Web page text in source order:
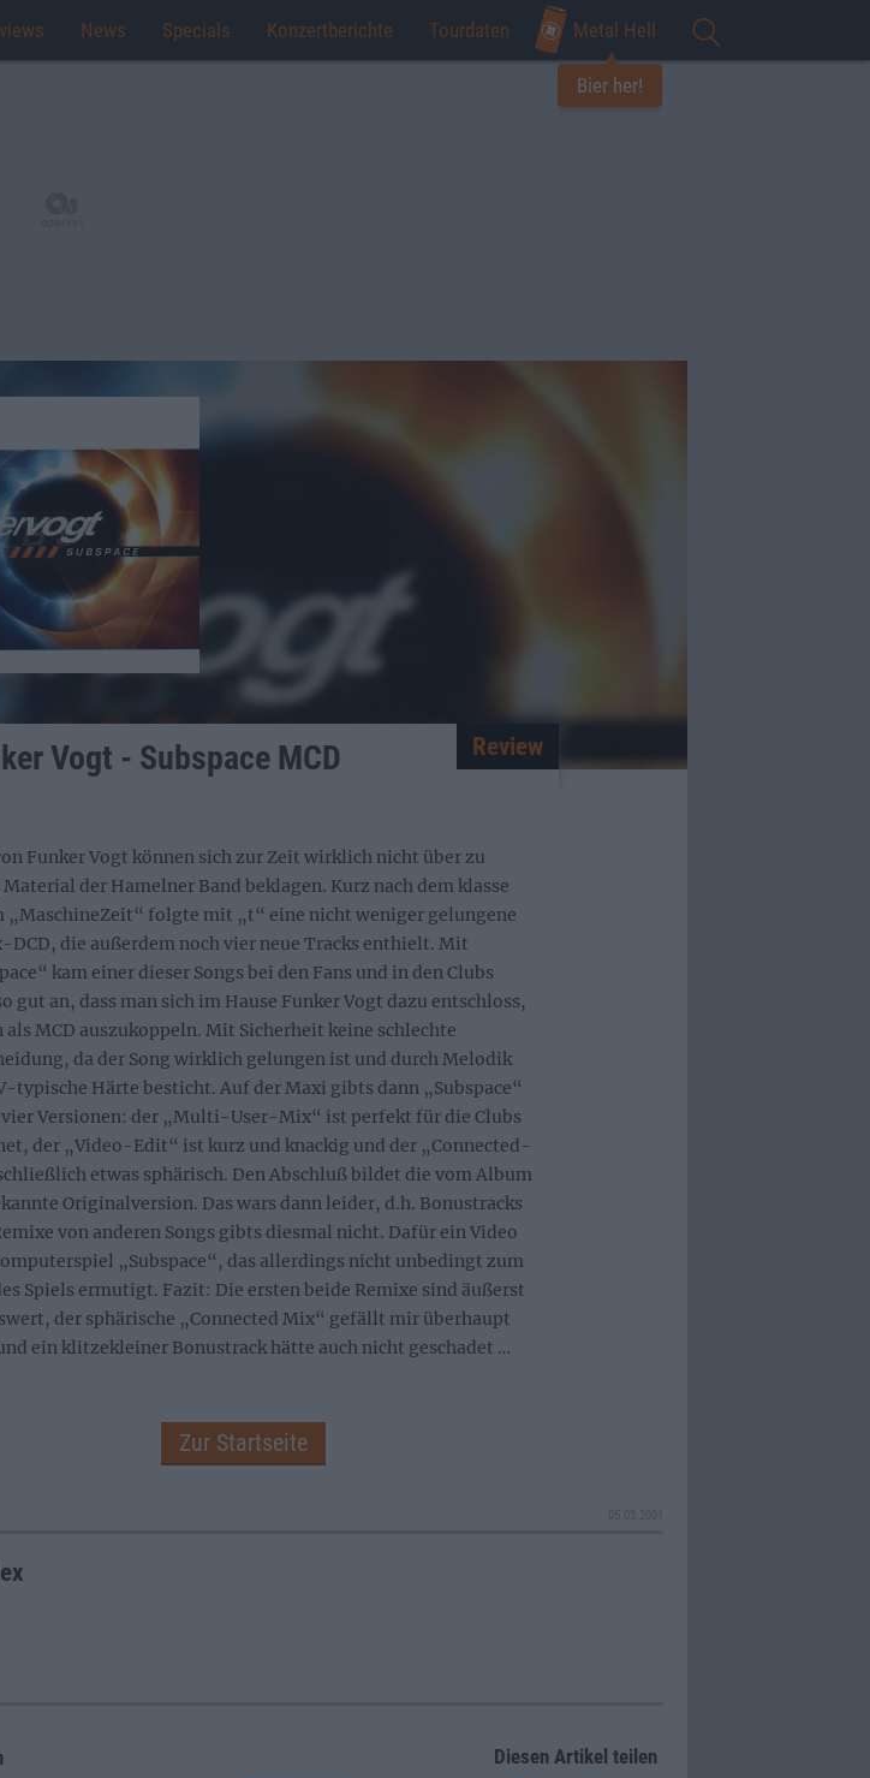
News Specials Konzertberichte Tourdaten Metal Hell
Bier her!
Vogt - Subspace MCD Review
Funker Vogt können sich zur Zeit wirklich nicht über zu
der Hamelner Band beklagen. Kurz nach dem klasse
„MaschineZeit“ folgte mit „t“ eine nicht weniger gelungene
DCD, die außerdem noch vier neue Tracks enthielt. Mit
kam einer dieser Songs bei den Fans und in den Clubs
gut an, dass man sich im Hause Funker Vogt dazu entschloss,
als MCD auszukoppeln. Mit Sicherheit keine schlechte
da der Song wirklich gelungen ist und durch Melodik
typische Härte besticht. Auf der Maxi gibts dann „Subspace“
Versionen: der „Multi-User-Mix“ ist perfekt für die Clubs
der „Video-Edit“ ist kurz und knackig und der „Connected-
etwas sphärisch. Den Abschluß bildet die vom Album
Originalversion. Das wars dann leider, d.h. Bonustracks
von anderen Songs gibts diesmal nicht. Dafür ein Video
„Subspace“, das allerdings nicht unbedingt zum
Spiels ermutigt. Fazit: Die ersten beide Remixe sind äußerst
der sphärische „Connected Mix“ gefällt mir überhaupt
ein klitzekleiner Bonustrack hätte auch nicht geschadet …
Zur Startseite
Diesen Artikel teilen